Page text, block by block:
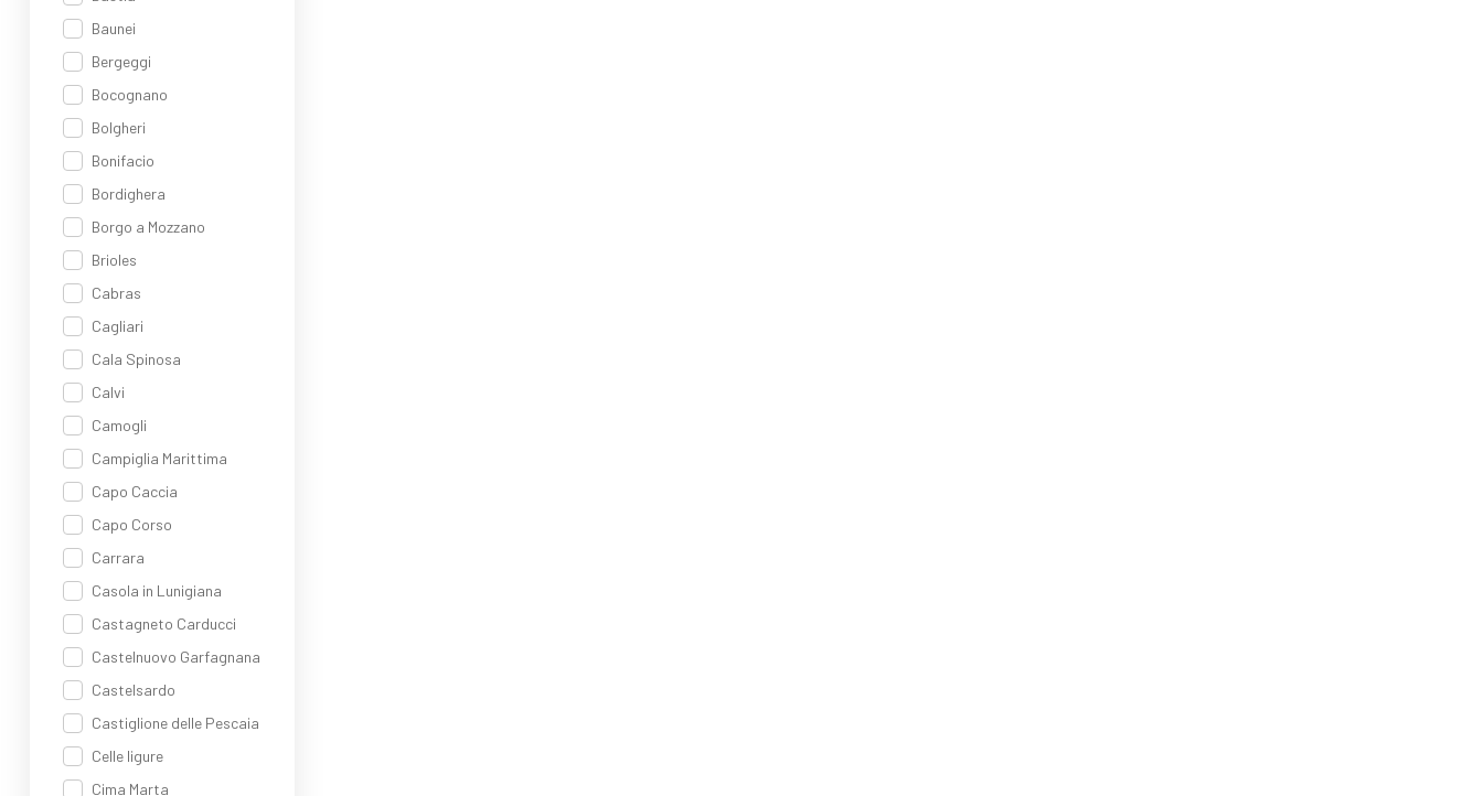
Baunei
Bergeggi
Bocognano
Bolgheri
Bonifacio
Bordighera
Borgo a Mozzano
Brioles
Cabras
Cagliari
Cala Spinosa
Calvi
Camogli
Campiglia Marittima
Capo Caccia
Capo Corso
Carrara
Casola in Lunigiana
Castagneto Carducci
Castelnuovo Garfagnana
Castelsardo
Castiglione delle Pescaia
Celle ligure
Cima Marta